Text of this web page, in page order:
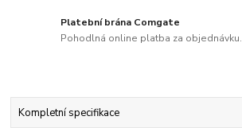
Platební brána Comgate
Pohodlná online platba za objednávku.
Kompletní specifikace